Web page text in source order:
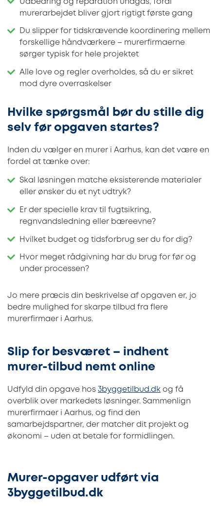
Udbedring og reparation undgås, fordi
murerarbejdet bliver gjort rigtigt første gang
Du slipper for tidskrævende koordinering mellem
forskellige håndværkere – murerfirmaerne
sørger typisk for hele projektet
Alle love og regler overholdes, så du er sikret
mod dyre overraskelser
Hvilke spørgsmål bør du stille dig
selv før opgaven startes?
Inden du vælger en murer i Aarhus, kan det være en
fordel at tænke over:
Skal løsningen matche eksisterende materialer
eller ønsker du et nyt udtryk?
Er der specielle krav til fugtsikring,
regnvandsledning eller bæreevne?
Hvilket budget og tidsforbrug ser du for dig?
Hvor meget rådgivning har du brug for før og
under processen?
Jo mere præcis din beskrivelse af opgaven er, jo
bedre mulighed for skarpe tilbud fra flere
murerfirmaer i Aarhus.
Slip for besværet – indhent
murer-tilbud nemt online
Udfyld din opgave hos 3byggetilbud.dk og få
overblik over markedets løsninger. Sammenlign
murerfirmaer i Aarhus, og find den
samarbejdspartner, der matcher dit projekt og
økonomi – uden at betale for formidlingen.
Murer-opgaver udført via
3byggetilbud.dk